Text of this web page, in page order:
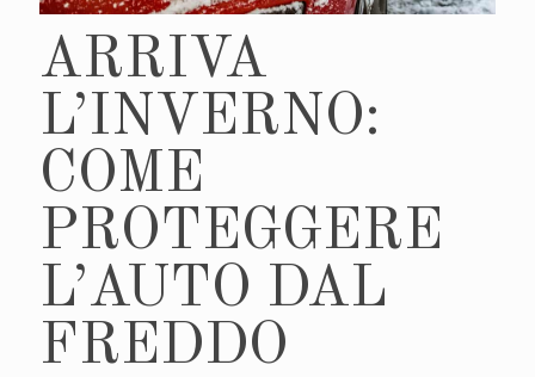
ARRIVA
L’INVERNO:
COME
PROTEGGERE
L’AUTO DAL
FREDDO